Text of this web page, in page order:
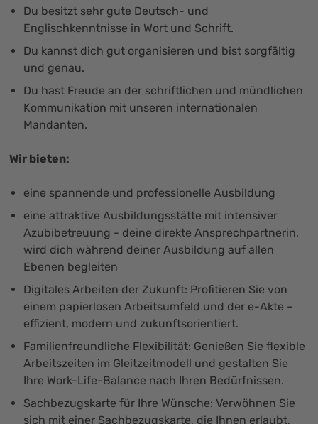
Du besitzt sehr gute Deutsch- und
Englischkenntnisse in Wort und Schrift.
Du kannst dich gut organisieren und bist sorgfältig
und genau.
Du hast Freude an der schriftlichen und mündlichen
Kommunikation mit unseren internationalen
Mandanten.
Wir bieten:
eine spannende und professionelle Ausbildung
eine attraktive Ausbildungsstätte mit intensiver
Azubibetreuung - deine direkte Ansprechpartnerin,
wird dich während deiner Ausbildung auf allen
Ebenen begleiten
Digitales Arbeiten der Zukunft: Profitieren Sie von
einem papierlosen Arbeitsumfeld und der e-Akte –
effizient, modern und zukunftsorientiert.
Familienfreundliche Flexibilität: Genießen Sie flexible
Arbeitszeiten im Gleitzeitmodell und gestalten Sie
Ihre Work-Life-Balance nach Ihren Bedürfnissen.
Sachbezugskarte für Ihre Wünsche: Verwöhnen Sie
sich mit einer Sachbezugskarte, die Ihnen erlaubt,